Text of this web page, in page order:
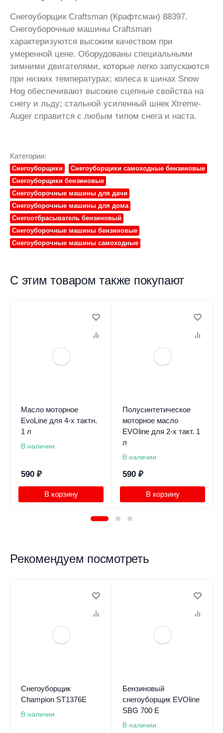
Снегоуборщик Craftsman (Крафтсман) 88397.
Снегоуборочные машины Craftsman
характеризуются высоким качеством при
умеренной цене. Оборудованы специальными
зимними двигателями, которые легко запускаются
при низких температурах; колеса в шинах Snow
Hog обеспечивают высокие сцепные свойства на
снегу и льду; стальной усиленный шнек Xtreme-
Auger справится с любым типом снега и наста.
Категории:
Снегоуборщики
Снегоуборщики самоходные бензиновые
Снегоуборщики бензиновые
Снегоуборочные машины для дачи
Снегоуборочные машины для дома
Снегоотбрасыватель бензиновый
Снегоуборочные машины бензиновые
Снегоуборочные машины самоходные
С этим товаром также покупают
Масло моторное
EvoLine для 4-х тактн.
1 л
В наличии
590 ₽
В корзину
Полусинтетическое
моторное масло
EVOline для 2-х такт. 1
л
В наличии
590 ₽
В корзину
Рекомендуем посмотреть
Снегоуборщик
Champion ST1376E
В наличии
Бензиновый
снегоуборщик EVOline
SBG 700 E
В наличии